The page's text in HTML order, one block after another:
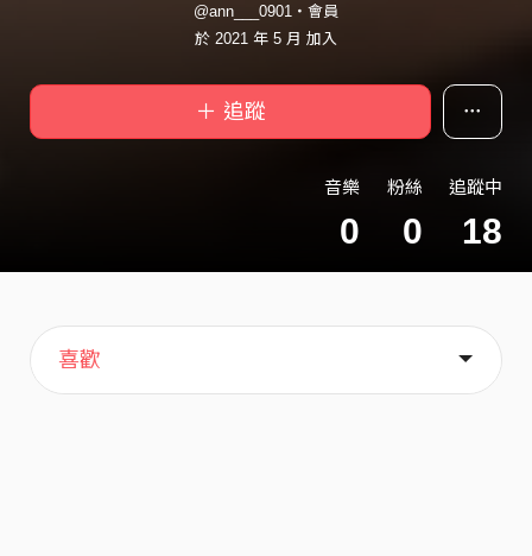
@ann___0901・會員
於 2021 年 5 月 加入
＋ 追蹤
音樂
0
粉絲
0
追蹤中
18
主頁
喜歡
關於